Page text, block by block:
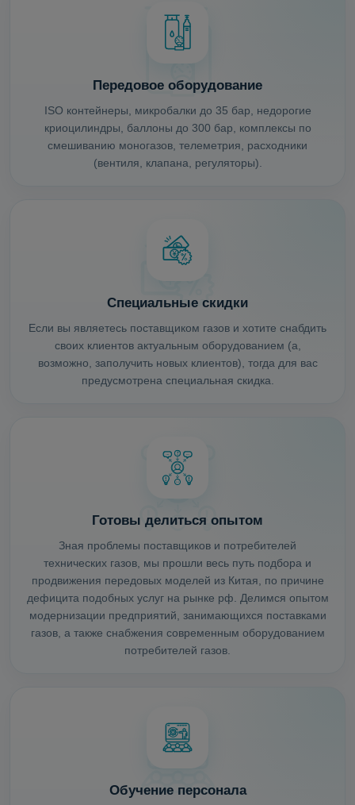
Срок изготовления 45…
Передовое оборудование
ISO контейнеры, микробалки до 35 бар, недорогие
криоцилиндры, баллоны до 300 бар, комплексы по
смешиванию моногазов, телеметрия, расходники
(вентиля, клапана, регуляторы).
Специальные скидки
Если вы являетесь поставщиком газов и хотите снабдить
своих клиентов актуальным оборудованием (а,
возможно, заполучить новых клиентов), тогда для вас
предусмотрена специальная скидка.
Готовы делиться опытом
Зная проблемы поставщиков и потребителей
технических газов, мы прошли весь путь подбора и
продвижения передовых моделей из Китая, по причине
дефицита подобных услуг на рынке рф. Делимся опытом
модернизации предприятий, занимающихся поставками
газов, а также снабжения современным оборудованием
потребителей газов.
Обучение персонала